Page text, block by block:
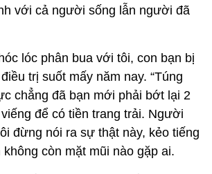
với cả người sống lẫn người đã
lóc phân bua với tôi, con bạn bị
trị suốt mấy năm nay. “Túng
chẳng đã bạn mới phải bớt lại 2
để có tiền trang trải. Người
đừng nói ra sự thật này, kẻo tiếng
còn mặt mũi nào gặp ai.